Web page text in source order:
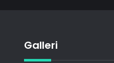
Galleri